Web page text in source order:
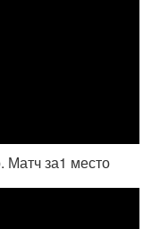
Матч за1 место